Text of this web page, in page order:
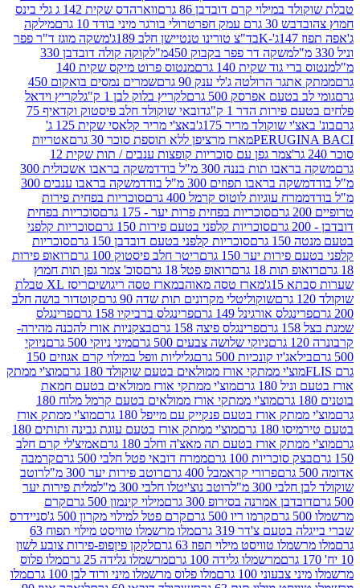
קרם דובדבן 86 גרם
ווארהדס שקית 142 ג גלי בינס
דבש 30 גרם עמק חפר
טרולי בורגר מיני בודד 10 גרם
מילקה
בד"צ טורינו טנטיישן חלב 189ג'
משקה מוגז ד"ר פפר
משקה דר פפר בקבוק 450מ"ל
קוקה קולה דובדבן 330
גוד שקית 140 גרם
מנטוס פרוט מיקס שקית 140
הרולטה ג'לי ענק 90 גרם
שמרים נמסים בואקום 450
אפרסק 500 גרם
לקריץ בלוק לבן 1 ק"ג
לקריץ וידאל
הדר 1 ק"ג
דובאי שוקולד חלב פיסטוק וקדאיף 75
שוקולד מריר 175ג'
באצ'י מריר קלאסי שקית 125 ג'
מארז מרציפן ללא תוספת סוכר 30 גרם
אטריות
צמר גפן עם סוכריות קופצות ענבים / תות שקית 12
תות בננה 300 מ"ל בודד
משקה בראבו אשכולית 300
בראבו תפוזים 300 מ"ל בודד
משקה בראבו ענבים 300
עוגיות לוטוס קרמל 400 גרם
סוכריות בפחית פירות
סוכריות בפחית פרות יער - 175 גרם
סוכריות בפחית
סוכריות קלפני בטעם פירות 150 גרם
סוכריות קלפני
סוכריות קלפני בטעם דובדבן 150 גרם
סוכריות
יער 150 גרם
ריטר חלב פיסטוק 100 גרם
רואופ פירות
תות 18 גרם
רואופ פטל 18 גרם
סוכ' צמר גפן תות חמוץ
מארז טסה מאוהב מארז טסה ריגושים
ריסז XL טבלת
שוקוליטלי מקרונים תות שדה 90 גרם
קוטדור בושה חלב
אורגינל 149 גרם
פרינגלס ברביקיו 158 גרם
פרינגלס
פרינגלס פיצה 158 גרם
בצקניות אורז להכנה מהירה-
ניוקי שלושה צבעים 500 גרם
מיני ניוקי 500 גרם
ניוקי
קונכיות 500 גרם
גליליות וופל במילוי קרם אגוזים 150
ממתקי אורז ממולאים בטעם שוקולד 180 גרם
מוצ'י ממתק
גרם
מוצ'י ממתקי אורז ממולאים בטעם חמאת
מוצ'י ממתקי אורז ממולאים בטעם קרמל מלוח 180
אורז בטעם פנקייק עם מייפל 180 גרם
מוצ'י ממתק אורז
גרם
מוצ'י ממתק אורז בטעם עוגת גבינה ותותים 180
אורז בטעם תה מאצ'ה וחלב 180 גרם
אמיצ'לי קרם חלב
סוכריות 100 גרם
ממרח דובאי פטל חלבי 500 גרם
קרמבה
פרורי קראמבל 400 גרם
רוטב פירות יער 300 מ"ל
רוטב
300 מ"ל
רוטב נוצ'יטלו חלבי 300 מ"ל
מלית פירות יער
אמרנה בסירופ 300 גרם
מילוי קינמון 500 גרם
קרם
קרמו ריו 500 גרם
קרם פטל למילוי מקרון 500 ג'
סניידרס
צ'דר 319 גרם
מלו מרשמלו טוויסט מילוי תפוח 63
טוויסט מילוי תפוז 63 גרם
לקקן פיןפופ-פירות צובע לשון
מרשמלו גלידה 100 גרם
מרשמלו גלידה 25 גרם
מלו פלוס
100 גרם
מלו פלוס מרשמלו מיני ורוד לבן 100 גרם
מלו